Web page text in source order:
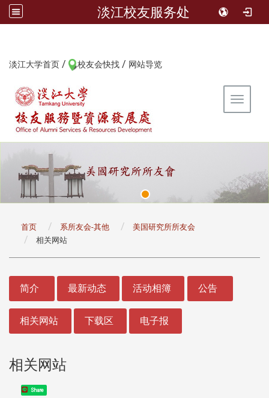
淡江校友服务处
淡江大学首页 / 校友会快找 / 网站导览
Toggle
首页 系所友会-其他
美国研究所所友会
相关网站
简介 最新动态 活动相簿 公告
相关网站 下载区 电子报
相关网站
Share